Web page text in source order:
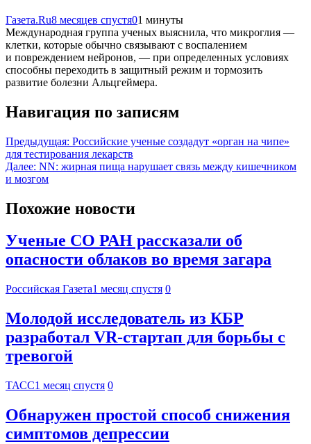
Газета.Ru8 месяцев спустя01 минуты
Международная группа ученых выяснила, что микроглия —
клетки, которые обычно связывают с воспалением
и повреждением нейронов, — при определенных условиях
способны переходить в защитный режим и тормозить
развитие болезни Альцгеймера.
Навигация по записям
Предыдущая: Российские ученые создадут «орган на чипе»
для тестирования лекарств
Далее: NN: жирная пища нарушает связь между кишечником
и мозгом
Похожие новости
Ученые СО РАН рассказали об
опасности облаков во время загара
Российская Газета1 месяц спустя 0
Молодой исследователь из КБР
разработал VR-стартап для борьбы с
тревогой
ТАСС1 месяц спустя 0
Обнаружен простой способ снижения
симптомов депрессии